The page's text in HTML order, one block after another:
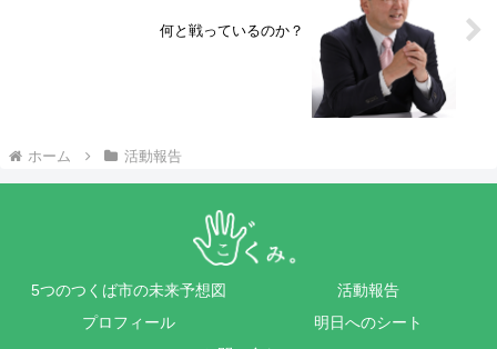
何と戦っているのか？
ホーム 活動報告
5つのつくば市の未来予想図
活動報告
プロフィール
明日へのシート